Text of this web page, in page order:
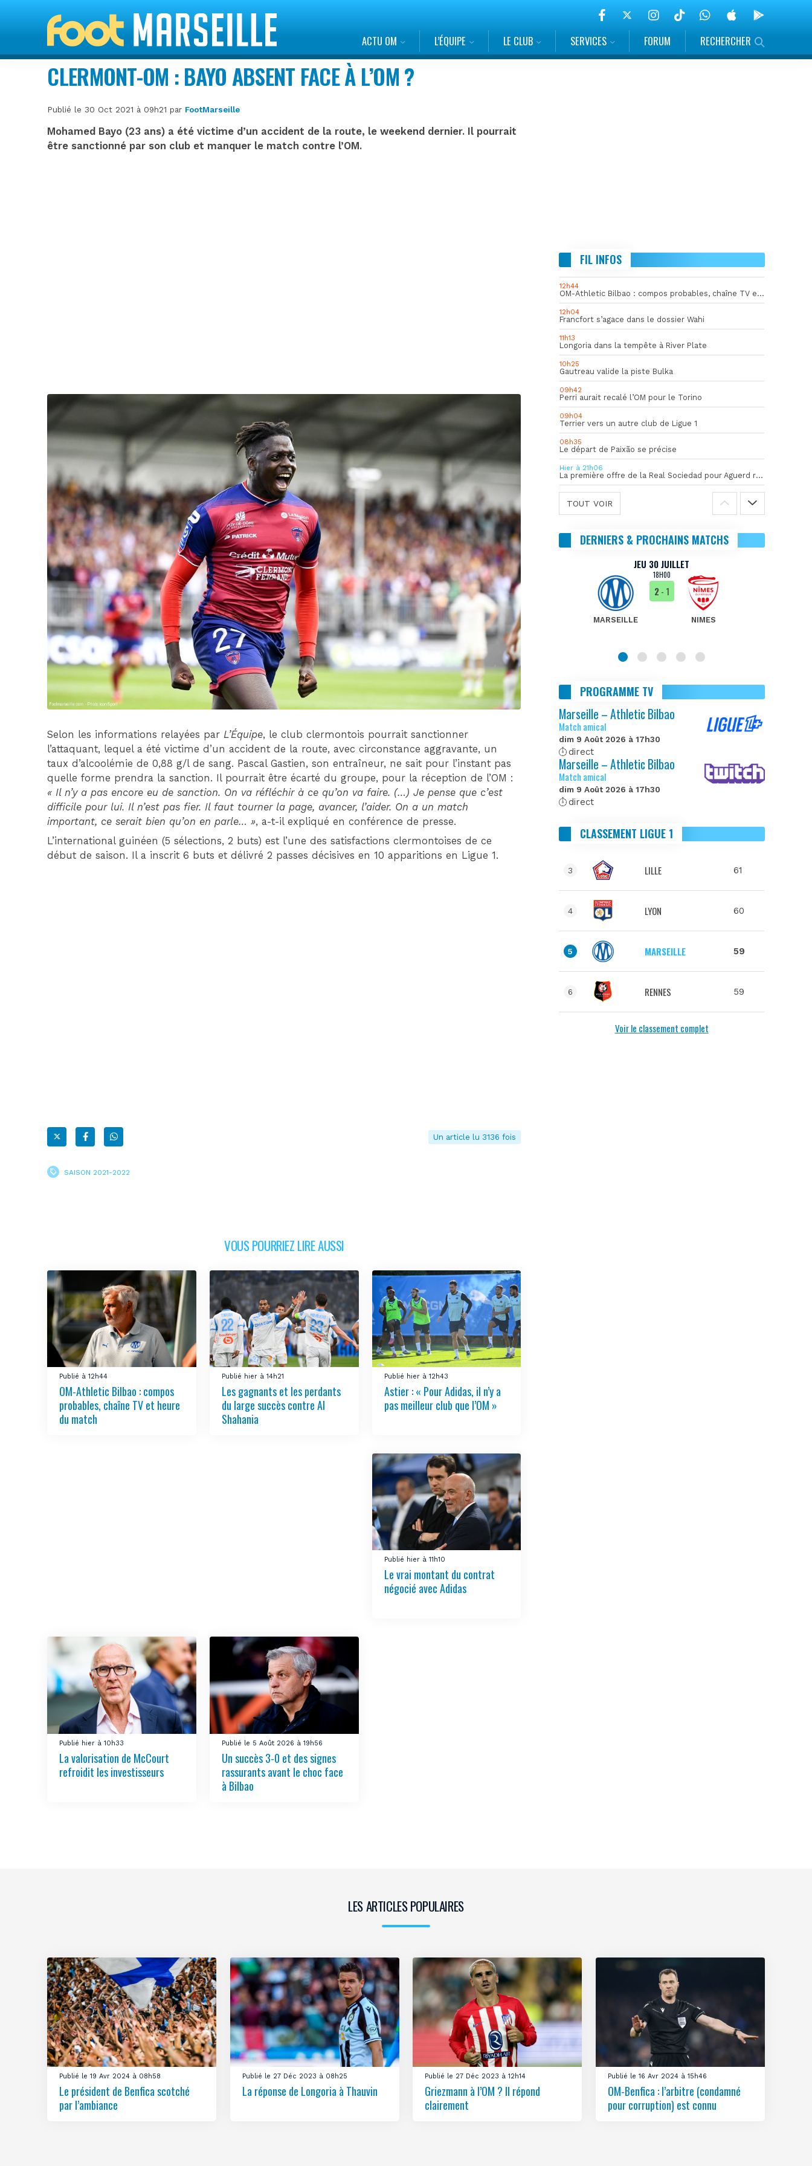
ACTU OM L’ÉQUIPE LE CLUB SERVICES FORUM RECHERCHER
CLERMONT-OM : BAYO ABSENT FACE À L’OM ?
Publié le 30 Oct 2021 à 09h21 par FootMarseille
Mohamed Bayo (23 ans) a été victime d’un accident de la route, le weekend dernier. Il pourrait
être sanctionné par son club et manquer le match contre l’OM.
Selon les informations relayées par L’Équipe, le club clermontois pourrait sanctionner
l’attaquant, lequel a été victime d’un accident de la route, avec circonstance aggravante, un
taux d’alcoolémie de 0,88 g/l de sang. Pascal Gastien, son entraîneur, ne sait pour l’instant pas
quelle forme prendra la sanction. Il pourrait être écarté du groupe, pour la réception de l’OM :
« Il n’y a pas encore eu de sanction. On va réfléchir à ce qu’on va faire. (…) Je pense que c’est
difficile pour lui. Il n’est pas fier. Il faut tourner la page, avancer, l’aider. On a un match
important, ce serait bien qu’on en parle… », a-t-il expliqué en conférence de presse.
L’international guinéen (5 sélections, 2 buts) est l’une des satisfactions clermontoises de ce
début de saison. Il a inscrit 6 buts et délivré 2 passes décisives en 10 apparitions en Ligue 1.
Un article lu 3136 fois
SAISON 2021-2022
VOUS POURRIEZ LIRE AUSSI
Publié à 12h44
OM-Athletic Bilbao : compos
probables, chaîne TV et heure
du match
Publié hier à 14h21
Les gagnants et les perdants
du large succès contre Al
Shahania
Publié hier à 12h43
Astier : « Pour Adidas, il n’y a
pas meilleur club que l’OM »
Publié hier à 11h10
Le vrai montant du contrat
négocié avec Adidas
Publié hier à 10h33
La valorisation de McCourt
refroidit les investisseurs
Publié le 5 Août 2026 à 19h56
Un succès 3-0 et des signes
rassurants avant le choc face
à Bilbao
FIL INFOS
12h44
OM-Athletic Bilbao : compos probables, chaîne TV et heure du match
12h04
Francfort s’agace dans le dossier Wahi
11h13
Longoria dans la tempête à River Plate
10h25
Gautreau valide la piste Bulka
09h42
Perri aurait recalé l’OM pour le Torino
09h04
Terrier vers un autre club de Ligue 1
08h35
Le départ de Paixão se précise
Hier à 21h06
La première offre de la Real Sociedad pour Aguerd refusée par l’OM
TOUT VOIR
DERNIERS & PROCHAINS MATCHS
DIM 30 AOÛT
20H45
MONACO MARSEILLE
JEU 30 JUILLET
18H00
MARSEILLE
2- 1
NIMES
PROGRAMME TV
Marseille – Athletic Bilbao
Match amical
dim 9 Août 2026 à 17h30
direct
Marseille – Athletic Bilbao
Match amical
dim 9 Août 2026 à 17h30
direct
CLASSEMENT LIGUE 1
3 LILLE 61
4 LYON 60
5 MARSEILLE 59
6 RENNES 59
Voir le classement complet
LES ARTICLES POPULAIRES
Publié le 19 Avr 2024 à 08h58
Le président de Benfica scotché
par l’ambiance
Publié le 27 Déc 2023 à 08h25
La réponse de Longoria à Thauvin
Publié le 27 Déc 2023 à 12h14
Griezmann à l’OM ? Il répond
clairement
Publié le 16 Avr 2024 à 15h46
OM-Benfica : l’arbitre (condamné
pour corruption) est connu